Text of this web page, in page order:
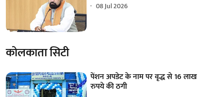
08 Jul 2026
कोलकाता सिटी
पेंशन अपडेट के नाम पर वृद्ध से 16 लाख
रुपये की ठगी